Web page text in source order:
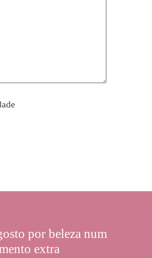
por beleza num
extra